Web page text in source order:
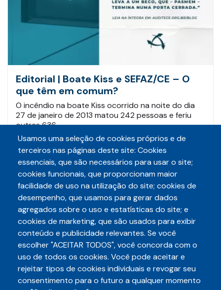
Editorial | Boate Kiss e SEFAZ/CE – O
que têm em comum?
O incêndio na boate Kiss ocorrido na noite do dia
27 de janeiro de 2013 matou 242 pessoas e feriu
outras 636.…
Leia mais
Telefone
(85)3248-5657
E-mail
auditece@auditece.org.br
Usamos uma seleção de cookies próprios e de
terceiros nas páginas deste site: Cookies
essenciais, que são necessários para usar o site;
cookies funcionais, que proporcionam maior
facilidade de uso na utilização do site; cookies de
desempenho, que usamos para gerar dados
agregados sobre o uso e estatísticas do site; e
cookies de marketing, que são usados para exibir
conteúdo e publicidade relevantes. Se você
escolher "ACEITAR TODOS", você concorda com o
uso de todos os cookies. Você pode aceitar e
rejeitar tipos de cookies individuais e revogar seu
consentimento para o futuro a qualquer momento